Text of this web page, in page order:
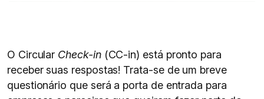
O Circular Check-in(CC-in) está pronto para
receber suas respostas! Trata-se de um breve
questionário que será a porta de entrada para